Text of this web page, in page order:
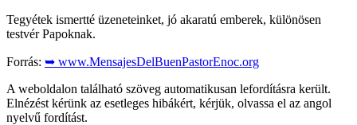
Tegyétek ismertté üzeneteinket, jó akaratú emberek, különösen
testvér Papoknak.
Forrás: ➥ www.MensajesDelBuenPastorEnoc.org
A weboldalon található szöveg automatikusan lefordításra került.
Elnézést kérünk az esetleges hibákért, kérjük, olvassa el az angol
nyelvű fordítást.